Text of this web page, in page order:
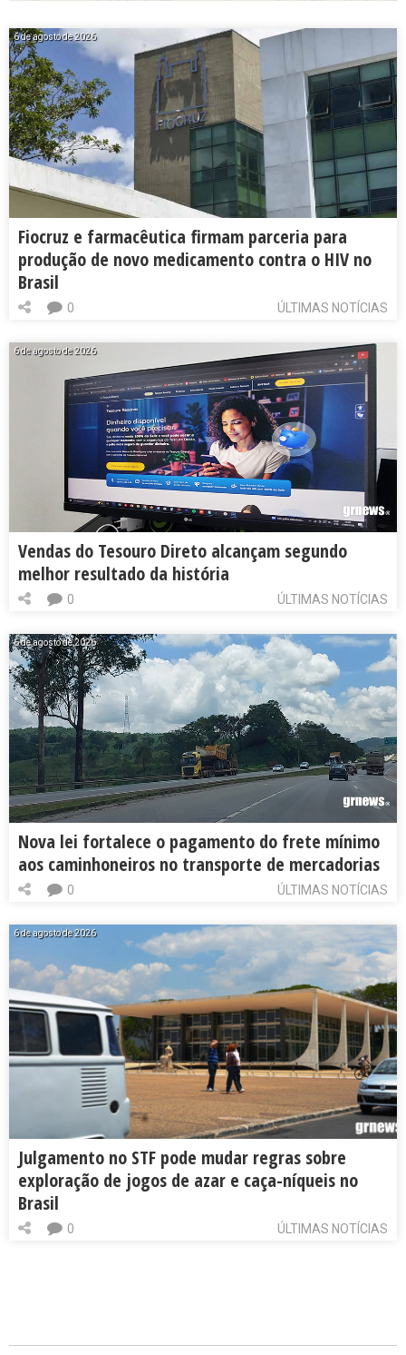
6 de agosto de 2026
Fiocruz e farmacêutica firmam parceria para
produção de novo medicamento contra o HIV no
Brasil
ÚLTIMAS NOTÍCIAS
0
6 de agosto de 2026
Vendas do Tesouro Direto alcançam segundo
melhor resultado da história
ÚLTIMAS NOTÍCIAS
0
6 de agosto de 2026
Nova lei fortalece o pagamento do frete mínimo
aos caminhoneiros no transporte de mercadorias
ÚLTIMAS NOTÍCIAS
0
6 de agosto de 2026
Julgamento no STF pode mudar regras sobre
exploração de jogos de azar e caça-níqueis no
Brasil
ÚLTIMAS NOTÍCIAS
0